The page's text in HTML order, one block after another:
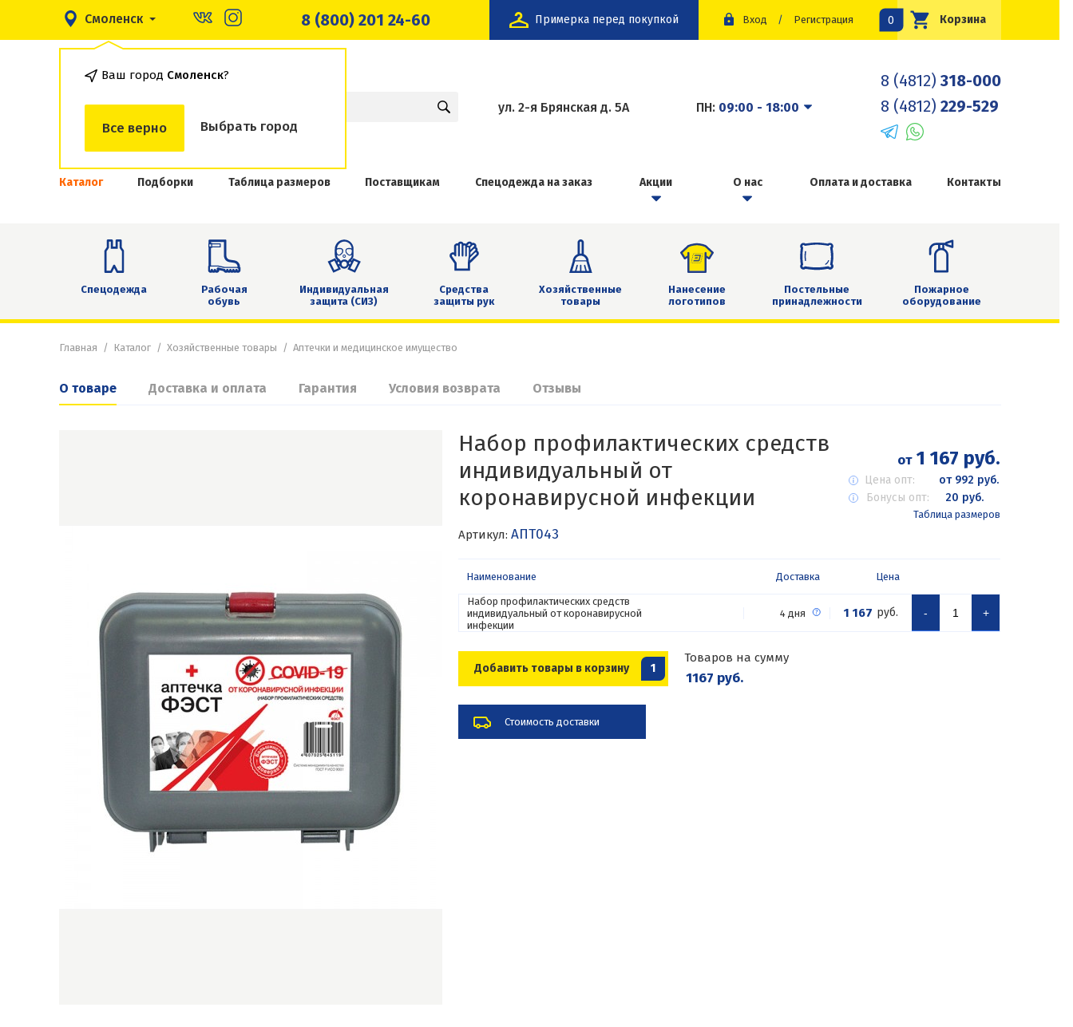
Смоленск
Ваш город Смоленск?
Все верно Выбрать город
8 (800) 201 24-60 Примерка перед покупкой Вход / Регистрация Корзина
0
ул. 2-я Брянская д. 5А ПН: 09:00 - 18:00
8 (4812) 318-000
8 (4812) 229-529
Каталог Подборки Таблица размеров Поставщикам Спецодежда на заказ Акции О нас Оплата и доставка Контакты
Спецодежда
Рабочая
обувь
Индивидуальная
защита (СИЗ)
Средства
защиты рук
Хозяйственные
товары
Нанесение
логотипов
Постельные
принадлежности
Пожарное
оборудование
Главная Каталог Хозяйственные товары Аптечки и медицинское имущество
О товаре Доставка и оплата Гарантия Условия возврата Отзывы
Набор профилактических средств
индивидуальный от
коронавирусной инфекции
Артикул: АПТ043
от1 167 руб.
Цена опт:
от 992 руб.
Бонусы опт:
20 руб.
Таблица размеров
Наименование Доставка Цена
Набор профилактических средств
индивидуальный от коронавирусной
инфекции
4 дня 1 167 руб. - +
Добавить товары в корзину 1
Товаров на сумму
1167 руб.
Стоимость доставки